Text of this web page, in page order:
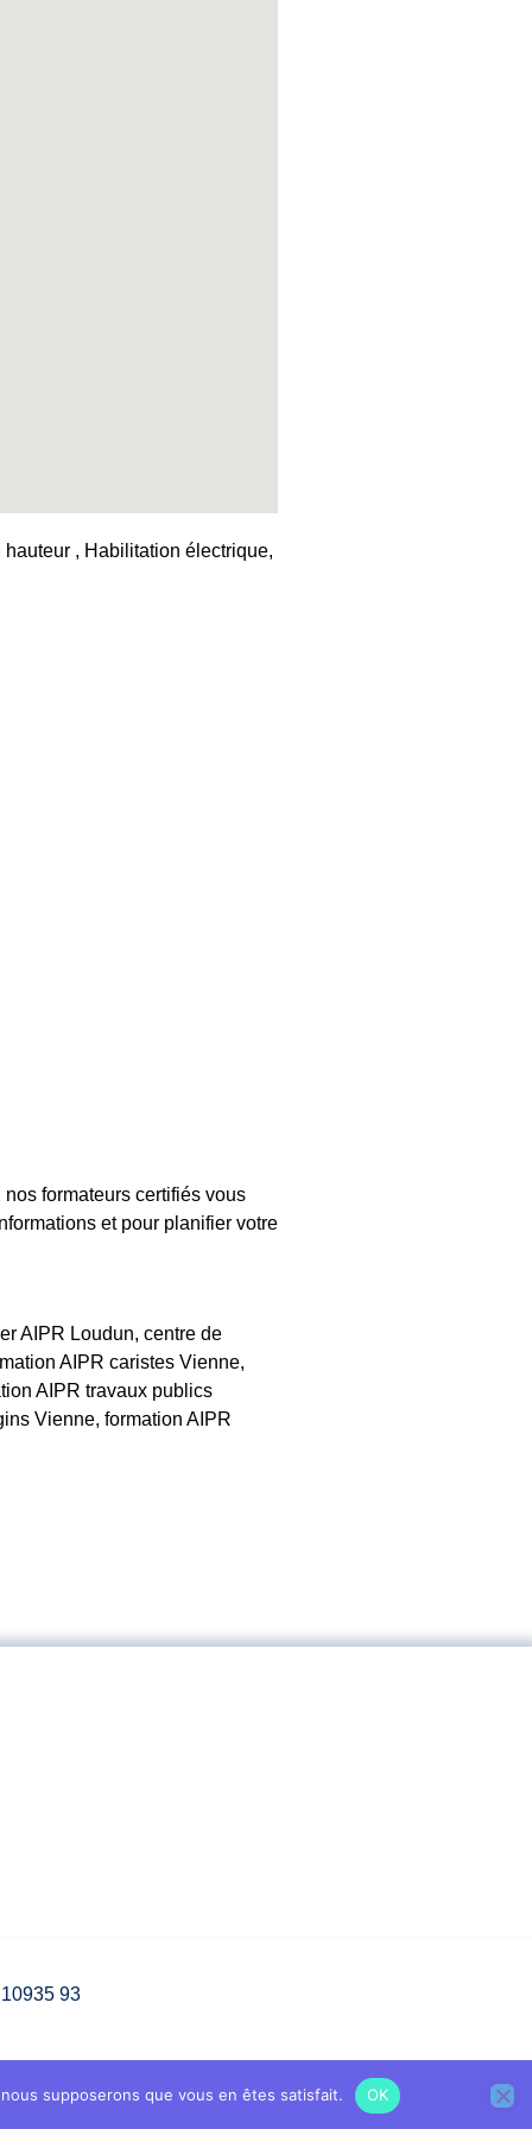
, Habilitation électrique,
formateurs certifiés vous
et pour planifier votre
AIPR Loudun, centre de
AIPR caristes Vienne,
AIPR travaux publics
Vienne, formation AIPR
93
supposerons que vous en êtes satisfait. OK